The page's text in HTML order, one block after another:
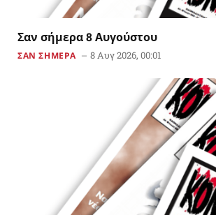
Σαν σήμερα 8 Αυγούστου
ΣΑΝ ΣΗΜΕΡΑ 8 Αυγ 2026, 00:01